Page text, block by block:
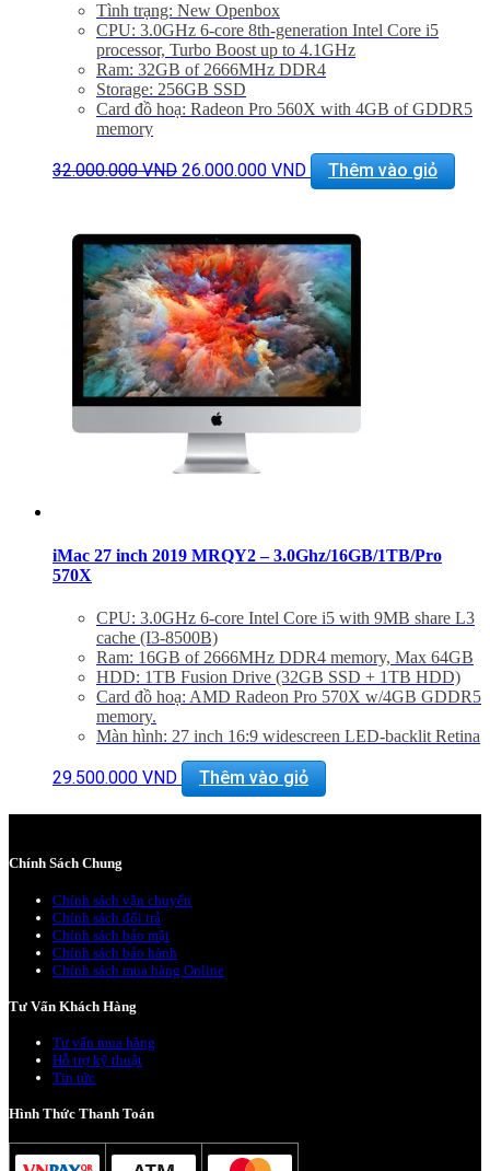
Tình trạng: New Openbox
CPU: 3.0GHz 6-core 8th-generation Intel Core i5
processor, Turbo Boost up to 4.1GHz
Ram: 32GB of 2666MHz DDR4
Storage: 256GB SSD
Card đồ hoạ: Radeon Pro 560X with 4GB of GDDR5
memory
Màn hình: 21.5 inch Retina 4K display display (4096 x
2304), 500 nits
Kết nối: 4x USB 3.0, 2 Thunderbolt 3, LAN, 1x
32.000.000VND Giá
gốc
26.000.000 VND Giá
hiện
26.000.000 VND.
Thêm vào giỏ
iMac 27 inch 2019 MRQY2 – 3.0Ghz/16GB/1TB/Pro
570X
CPU: 3.0GHz 6-core Intel Core i5 with 9MB share L3
cache (I3-8500B)
Ram: 16GB of 2666MHz DDR4 memory, Max 64GB
HDD: 1TB Fusion Drive (32GB SSD + 1TB HDD)
Card đồ hoạ: AMD Radeon Pro 570X w/4GB GDDR5
memory.
Màn hình: 27 inch 16:9 widescreen LED-backlit Retina
Kết nối: 1 SDXC SD Card, 4 USB 3.0, 2 Thunderbolt
3, GigaEthernet (LAN)
Tình trạng: Mới 99%
29.500.000 VND Thêm vào giỏ
Chính Sách Chung
Chính sách vận chuyển
Chính sách đổi trả
Chính sách bảo mật
Chính sách bảo hành
Chính sách mua hàng Online
Tư Vấn Khách Hàng
Tư vấn mua hàng
Hỗ trợ kỹ thuật
Tin tức
Hình Thức Thanh Toán